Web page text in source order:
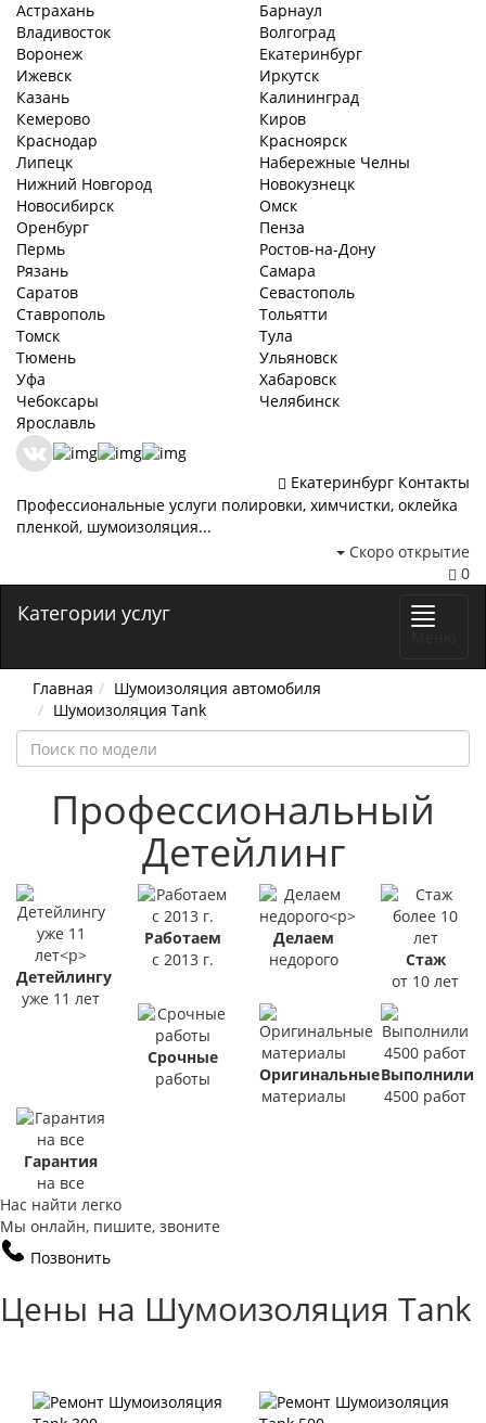
Астрахань
Барнаул
Владивосток
Волгоград
Воронеж
Екатеринбург
Ижевск
Иркутск
Казань
Калининград
Кемерово
Киров
Краснодар
Красноярск
Липецк
Набережные Челны
Нижний Новгород
Новокузнецк
Новосибирск
Омск
Оренбург
Пенза
Пермь
Ростов-на-Дону
Рязань
Самара
Саратов
Севастополь
Ставрополь
Тольятти
Томск
Тула
Тюмень
Ульяновск
Уфа
Хабаровск
Чебоксары
Челябинск
Ярославль
Екатеринбург Контакты
Профессиональные услуги полировки, химчистки, оклейка
пленкой, шумоизоляция...
Скоро открытие
0
Категории услуг
Главная
Шумоизоляция автомобиля
Шумоизоляция Tank
Профессиональный
Детейлинг
Детейлингу
уже 11 лет
Работаем
с 2013 г.
Делаем
недорого
Стаж
от 10 лет
Срочные
работы
Оригинальные
материалы
Выполнили
4500 работ
Гарантия
на все
Нас найти легко
Мы онлайн, пишите, звоните
Позвонить
Цены на Шумоизоляция Tank